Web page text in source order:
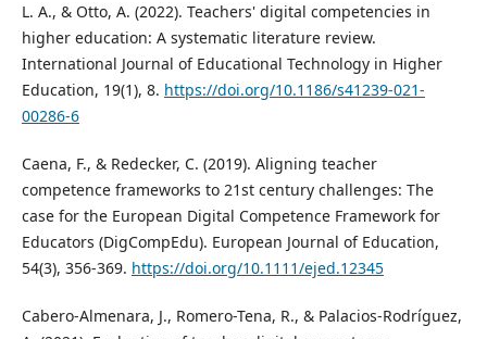
L. A., & Otto, A. (2022). Teachers' digital competencies in
higher education: A systematic literature review.
International Journal of Educational Technology in Higher
Education, 19(1), 8. https://doi.org/10.1186/s41239-021-
00286-6
Caena, F., & Redecker, C. (2019). Aligning teacher
competence frameworks to 21st century challenges: The
case for the European Digital Competence Framework for
Educators (DigCompEdu). European Journal of Education,
54(3), 356-369. https://doi.org/10.1111/ejed.12345
Cabero-Almenara, J., Romero-Tena, R., & Palacios-Rodríguez,